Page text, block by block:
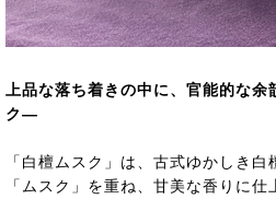
上品な落ち着きの中に、官能的な
ク―
「白檀ムスク」は、古式ゆかしき
「ムスク」を重ね、甘美な香りに仕